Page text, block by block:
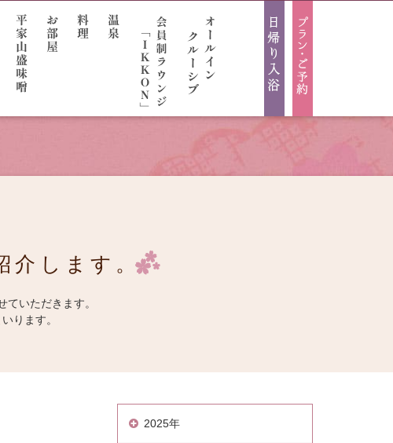
介します。
ていただきます。
ります。
2025年
付けから検索